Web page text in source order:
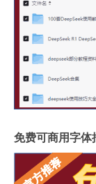
免费可商用字体